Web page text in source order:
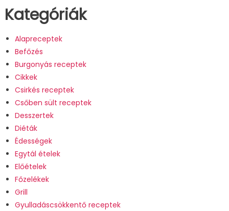
Kategóriák
Alapreceptek
Befőzés
Burgonyás receptek
Cikkek
Csirkés receptek
Csőben sült receptek
Desszertek
Diéták
Édességek
Egytál ételek
Előételek
Főzelékek
Grill
Gyulladáscsökkentő receptek